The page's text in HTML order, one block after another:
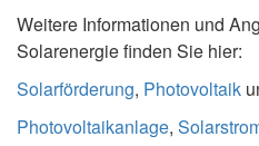
Weitere Informationen und
Solarenergie finden Sie hier:
Solarförderung, Photovoltaik
Photovoltaikanlage,